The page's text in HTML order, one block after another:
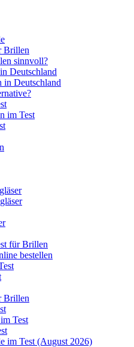
Brillen
sinnvoll?
Deutschland
in Deutschland
im Test
für Brillen
bestellen
Brillen
Test
im Test (August 2026)